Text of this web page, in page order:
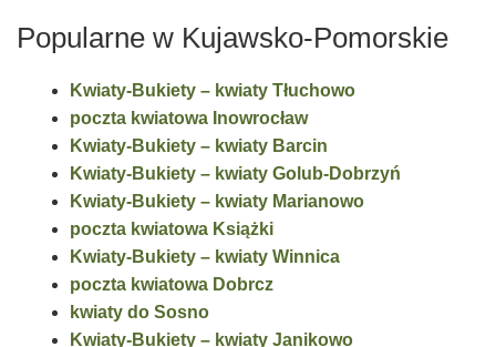
Popularne w Kujawsko-Pomorskie
Kwiaty-Bukiety – kwiaty Tłuchowo
poczta kwiatowa Inowrocław
Kwiaty-Bukiety – kwiaty Barcin
Kwiaty-Bukiety – kwiaty Golub-Dobrzyń
Kwiaty-Bukiety – kwiaty Marianowo
poczta kwiatowa Książki
Kwiaty-Bukiety – kwiaty Winnica
poczta kwiatowa Dobrcz
kwiaty do Sosno
Kwiaty-Bukiety – kwiaty Janikowo